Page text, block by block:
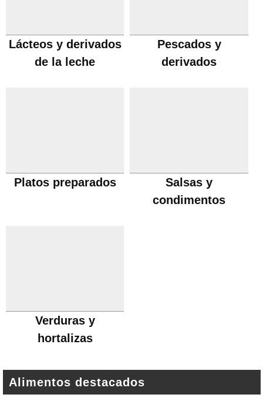
Lácteos y derivados
de la leche
Pescados y
derivados
Platos preparados
Salsas y
condimentos
Verduras y
hortalizas
Alimentos destacados